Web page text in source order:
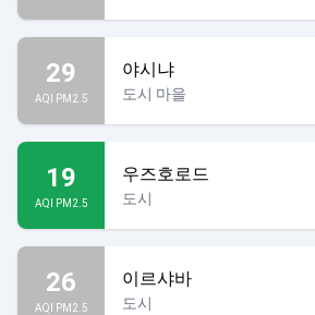
29
AQI PM2.5
야시냐
도시 마을
19
AQI PM2.5
우즈호로드
도시
26
AQI PM2.5
이르샤바
도시